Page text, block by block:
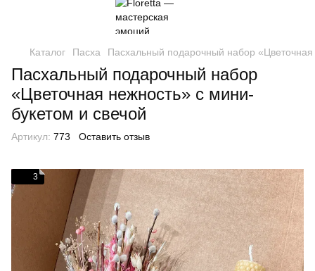
Каталог Пасха Пасхальный подарочный набор
Пасхальный подарочный набор
«Цветочная нежность» с мини-
букетом и свечой
Артикул: 773 Оставить отзыв
3